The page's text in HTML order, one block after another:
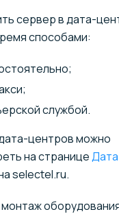
сервер в дата-
способами:
службой.
центров можно
на странице
selectel.ru.